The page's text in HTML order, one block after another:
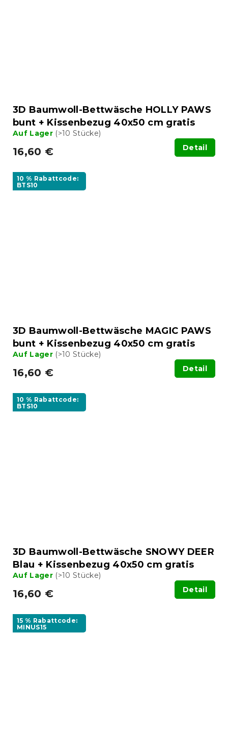
3D Baumwoll-Bettwäsche HOLLY PAWS
bunt + Kissenbezug 40x50 cm gratis
Auf Lager (>10 Stücke)
16,60 € Detail
10 % Rabattcode:
BTS10
3D Baumwoll-Bettwäsche MAGIC PAWS
bunt + Kissenbezug 40x50 cm gratis
Auf Lager (>10 Stücke)
16,60 € Detail
10 % Rabattcode:
BTS10
3D Baumwoll-Bettwäsche SNOWY DEER
Blau + Kissenbezug 40x50 cm gratis
Auf Lager (>10 Stücke)
16,60 € Detail
15 % Rabattcode:
MINUS15